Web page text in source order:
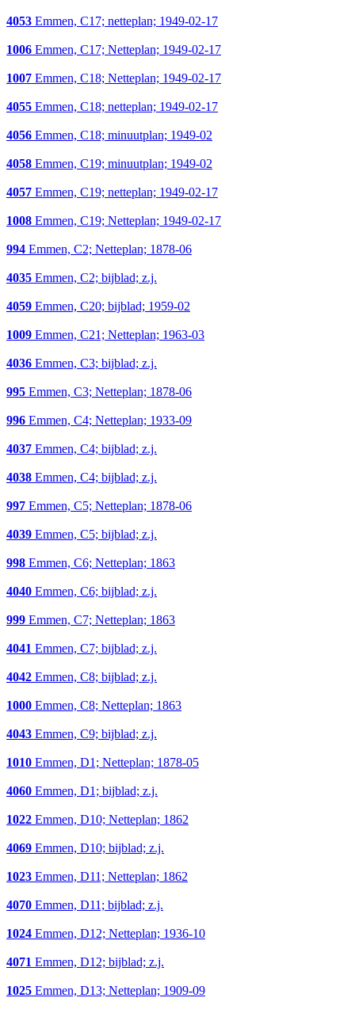
4053 Emmen, C17; netteplan; 1949-02-17
1006 Emmen, C17; Netteplan; 1949-02-17
1007 Emmen, C18; Netteplan; 1949-02-17
4055 Emmen, C18; netteplan; 1949-02-17
4056 Emmen, C18; minuutplan; 1949-02
4058 Emmen, C19; minuutplan; 1949-02
4057 Emmen, C19; netteplan; 1949-02-17
1008 Emmen, C19; Netteplan; 1949-02-17
994 Emmen, C2; Netteplan; 1878-06
4035 Emmen, C2; bijblad; z.j.
4059 Emmen, C20; bijblad; 1959-02
1009 Emmen, C21; Netteplan; 1963-03
4036 Emmen, C3; bijblad; z.j.
995 Emmen, C3; Netteplan; 1878-06
996 Emmen, C4; Netteplan; 1933-09
4037 Emmen, C4; bijblad; z.j.
4038 Emmen, C4; bijblad; z.j.
997 Emmen, C5; Netteplan; 1878-06
4039 Emmen, C5; bijblad; z.j.
998 Emmen, C6; Netteplan; 1863
4040 Emmen, C6; bijblad; z.j.
999 Emmen, C7; Netteplan; 1863
4041 Emmen, C7; bijblad; z.j.
4042 Emmen, C8; bijblad; z.j.
1000 Emmen, C8; Netteplan; 1863
4043 Emmen, C9; bijblad; z.j.
1010 Emmen, D1; Netteplan; 1878-05
4060 Emmen, D1; bijblad; z.j.
1022 Emmen, D10; Netteplan; 1862
4069 Emmen, D10; bijblad; z.j.
1023 Emmen, D11; Netteplan; 1862
4070 Emmen, D11; bijblad; z.j.
1024 Emmen, D12; Netteplan; 1936-10
4071 Emmen, D12; bijblad; z.j.
1025 Emmen, D13; Netteplan; 1909-09